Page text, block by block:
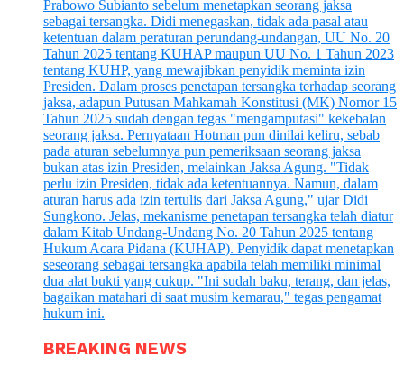
BREAKING NEWS